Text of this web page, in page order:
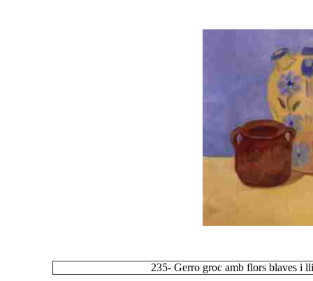
235- Gerro groc amb flors blaves i